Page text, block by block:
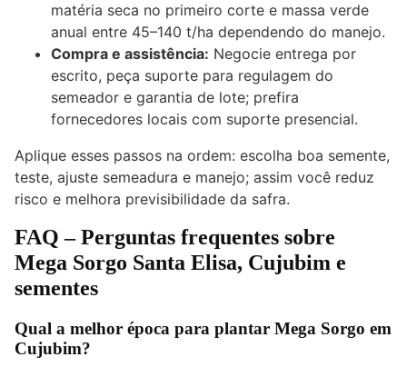
matéria seca no primeiro corte e massa verde
anual entre 45–140 t/ha dependendo do manejo.
Compra e assistência: Negocie entrega por
escrito, peça suporte para regulagem do
semeador e garantia de lote; prefira
fornecedores locais com suporte presencial.
Aplique esses passos na ordem: escolha boa semente,
teste, ajuste semeadura e manejo; assim você reduz
risco e melhora previsibilidade da safra.
FAQ – Perguntas frequentes sobre
Mega Sorgo Santa Elisa, Cujubim e
sementes
Qual a melhor época para plantar Mega Sorgo em
Cujubim?